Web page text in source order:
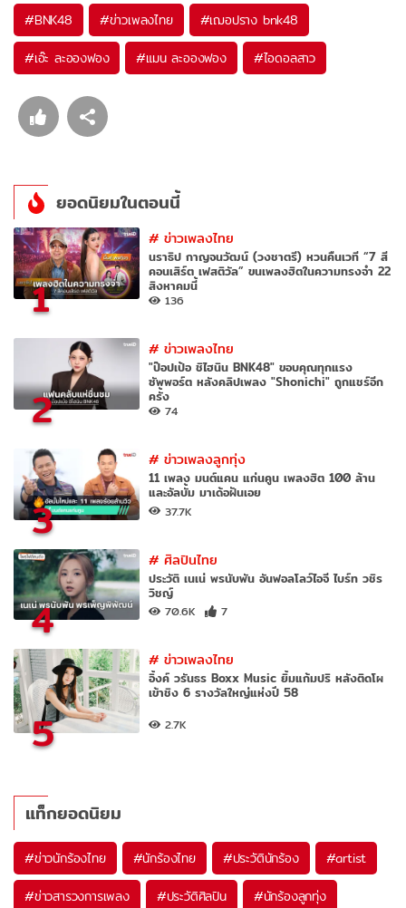
#BNK48 #ข่าวเพลงไทย #เฌอปราง bnk48
#เอ๊ะ ละอองฟอง #แมน ละอองฟอง #ไอดอลสาว
ยอดนิยมในตอนนี้
1
#ข่าวเพลงไทย
นราธิป กาญจนวัฒน์ (วงชาตรี) หวนคืนเวที “7 สี
คอนเสิร์ต เฟสติวัล” ขนเพลงฮิตในความทรงจำ 22
สิงหาคมนี้
136
2
#ข่าวเพลงไทย
"ป๊อปเป้อ ชิไฮนิน BNK48" ขอบคุณทุกแรง
ซัพพอร์ต หลังคลิปเพลง "Shonichi" ถูกแชร์อีก
ครั้ง
74
3
#ข่าวเพลงลูกทุ่ง
11 เพลง มนต์แคน แก่นคูน เพลงฮิต 100 ล้าน
และอัลบั้ม มาเด้อฝันเอย
37.7K
4
#ศิลปินไทย
ประวัติ เนเน่ พรนับพัน อันฟอลโลว์ไอจี ไบร์ท วชิร
วิชญ์
70.6K 7
5
#ข่าวเพลงไทย
อิ้งค์ วรันธร Boxx Music ยิ้มแก้มปริ หลังติดโผ
เข้าชิง 6 รางวัลใหญ่แห่งปี 58
2.7K
แท็กยอดนิยม
#ข่าวนักร้องไทย #นักร้องไทย #ประวัตินักร้อง #artist
#ข่าวสารวงการเพลง #ประวัติศิลปิน #นักร้องลูกทุ่ง